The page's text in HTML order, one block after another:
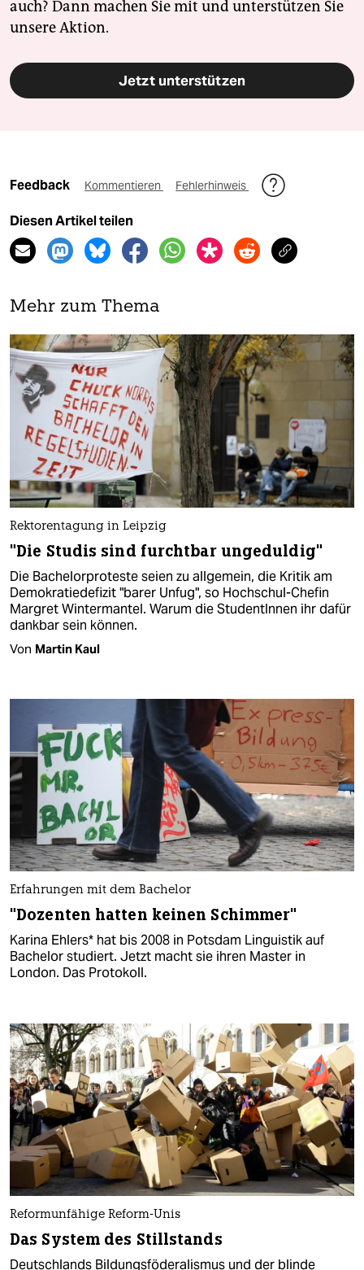
auch? Dann machen Sie mit und unterstützen Sie
unsere Aktion.
Jetzt unterstützen
Feedback Kommentieren Fehlerhinweis
Diesen Artikel teilen
Mehr zum Thema
Rektorentagung in Leipzig
"Die Studis sind furchtbar ungeduldig"
Die Bachelorproteste seien zu allgemein, die Kritik am
Demokratiedefizit "barer Unfug", so Hochschul-Chefin
Margret Wintermantel. Warum die StudentInnen ihr dafür
dankbar sein können.
Von Martin Kaul
Erfahrungen mit dem Bachelor
"Dozenten hatten keinen Schimmer"
Karina Ehlers* hat bis 2008 in Potsdam Linguistik auf
Bachelor studiert. Jetzt macht sie ihren Master in
London. Das Protokoll.
Reformunfähige Reform-Unis
Das System des Stillstands
Deutschlands Bildungsföderalismus und der blinde